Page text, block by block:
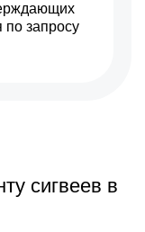
по запросу
сигвеев в